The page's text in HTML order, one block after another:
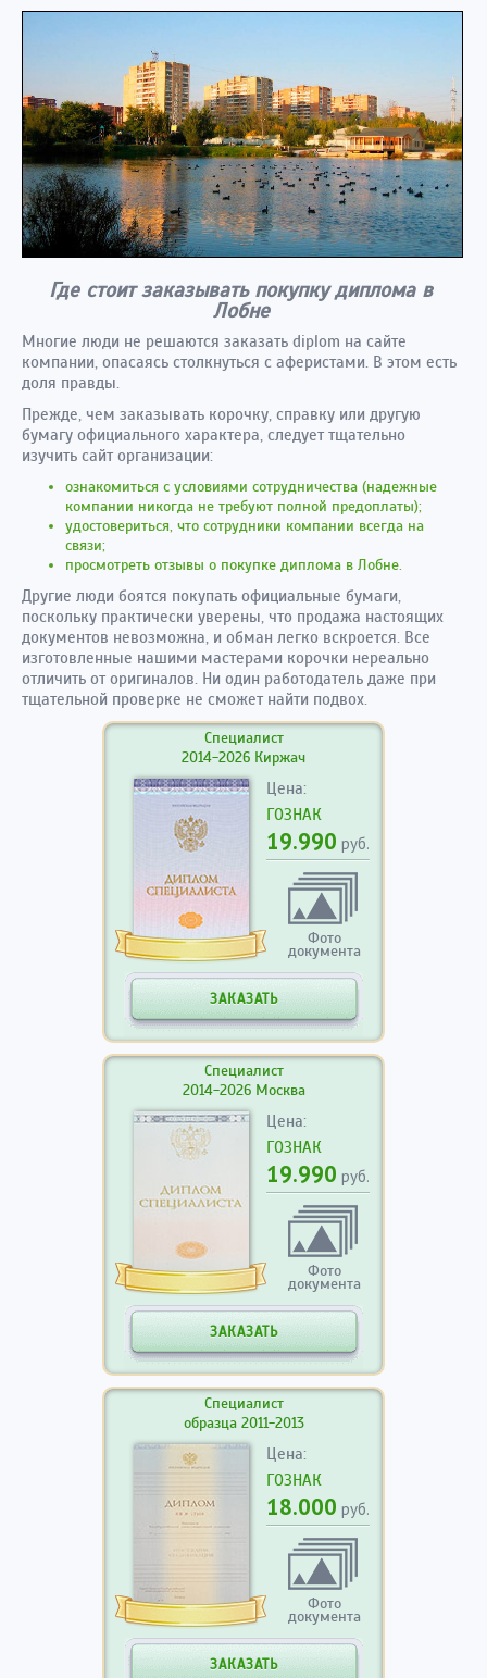
Где стоит заказывать покупку диплома в
Лобне
Многие люди не решаются заказать diplom на сайте
компании, опасаясь столкнуться с аферистами. В этом есть
доля правды.
Прежде, чем заказывать корочку, справку или другую
бумагу официального характера, следует тщательно
изучить сайт организации:
ознакомиться с условиями сотрудничества (надежные
компании никогда не требуют полной предоплаты);
удостовериться, что сотрудники компании всегда на
связи;
просмотреть отзывы о покупке диплома в Лобне.
Другие люди боятся покупать официальные бумаги,
поскольку практически уверены, что продажа настоящих
документов невозможна, и обман легко вскроется. Все
изготовленные нашими мастерами корочки нереально
отличить от оригиналов. Ни один работодатель даже при
тщательной проверке не сможет найти подвох.
Специалист
2014-2026 Киржач
Цена:
ГОЗНАК
19.990 руб.
Фото
документа
ЗАКАЗАТЬ
Специалист
2014-2026 Москва
Цена:
ГОЗНАК
19.990 руб.
Фото
документа
ЗАКАЗАТЬ
Специалист
образца 2011-2013
Цена:
ГОЗНАК
18.000 руб.
Фото
документа
ЗАКАЗАТЬ